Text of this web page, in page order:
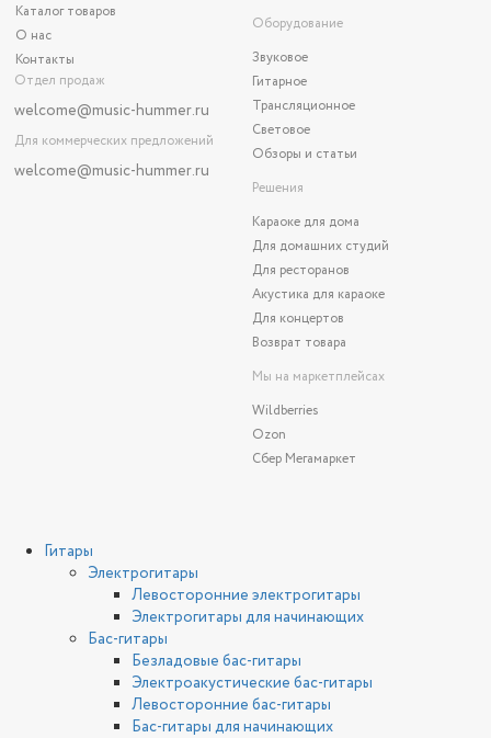
Каталог товаров
О нас
Контакты
Отдел продаж
welcome@music-hummer.ru
Для коммерческих предложений
welcome@music-hummer.ru
Оборудование
Звуковое
Гитарное
Трансляционное
Световое
Обзоры и статьи
Решения
Караоке для дома
Для домашних студий
Для ресторанов
Акустика для караоке
Для концертов
Возврат товара
Мы на маркетплейсах
Wildberries
Ozon
Сбер Мегамаркет
Гитары
Электрогитары
Левосторонние электрогитары
Электрогитары для начинающих
Бас-гитары
Безладовые бас-гитары
Электроакустические бас-гитары
Левосторонние бас-гитары
Бас-гитары для начинающих